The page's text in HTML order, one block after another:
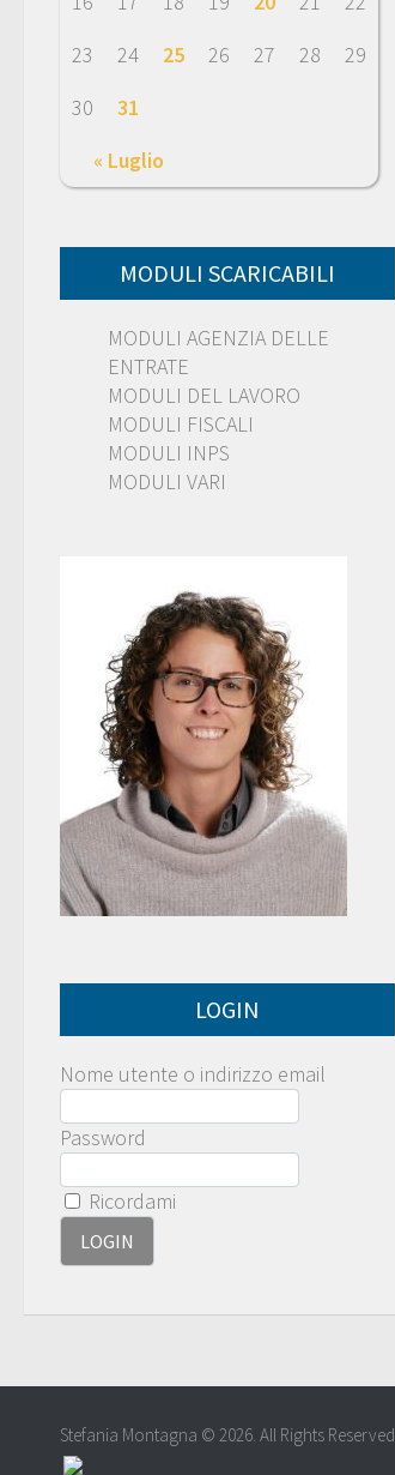
« Luglio
23
24 25 26 27 28
29
30
31
MODULI SCARICABILI
MODULI AGENZIA DELLE
ENTRATE
MODULI DEL LAVORO
MODULI FISCALI
MODULI INPS
MODULI VARI
LOGIN
Nome utente o indirizzo email
Password
Ricordami
Stefania Montagna © 2026. All Rights Reserved.